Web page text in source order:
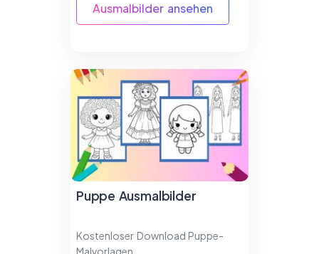
Ausmalbilder ansehen
Puppe Ausmalbilder
Kostenloser Download Puppe-
Malvorlagen